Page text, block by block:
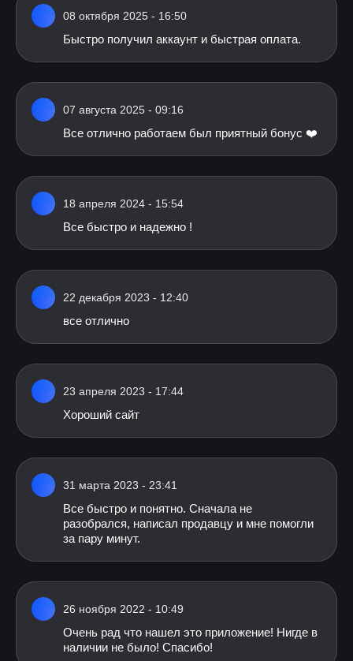
08 октября 2025 - 16:50
Быстро получил аккаунт и быстрая оплата.
07 августа 2025 - 09:16
Все отлично работаем был приятный бонус ❤️
18 апреля 2024 - 15:54
Все быстро и надежно !
22 декабря 2023 - 12:40
все отлично
23 апреля 2023 - 17:44
Хороший сайт
31 марта 2023 - 23:41
Все быстро и понятно. Сначала не
разобрался, написал продавцу и мне помогли
за пару минут.
26 ноября 2022 - 10:49
Очень рад что нашел это приложение! Нигде в
наличии не было! Спасибо!